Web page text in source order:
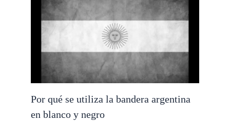
Por qué se utiliza la bandera argentina
en blanco y negro